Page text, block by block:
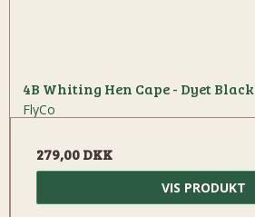
4B Whiting Hen Cape - Dyet Black
FlyCo
279,00 DKK
VIS PRODUKT